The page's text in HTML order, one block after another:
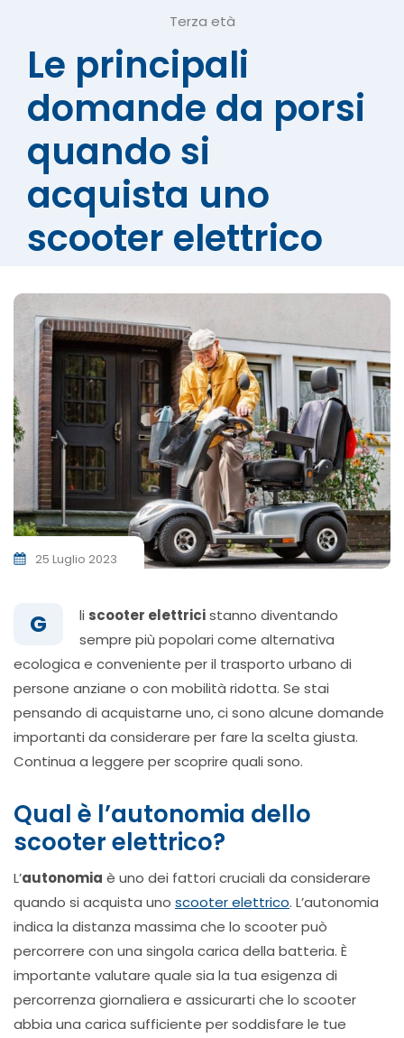
Terza età
Le principali
domande da porsi
quando si
acquista uno
scooter elettrico
25 Luglio 2023
G li scooter elettricistanno diventando
sempre più popolari come alternativa
ecologica e conveniente per il trasporto urbano di
persone anziane o con mobilità ridotta. Se stai
pensando di acquistarne uno, ci sono alcune domande
importanti da considerare per fare la scelta giusta.
Continua a leggere per scoprire quali sono.
Qual è l’autonomia dello
scooter elettrico?
L’autonomia è uno dei fattori cruciali da considerare
quando si acquista uno scooter elettrico. L’autonomia
indica la distanza massima che lo scooter può
percorrere con una singola carica della batteria. È
importante valutare quale sia la tua esigenza di
percorrenza giornaliera e assicurarti che lo scooter
abbia una carica sufficiente per soddisfare le tue